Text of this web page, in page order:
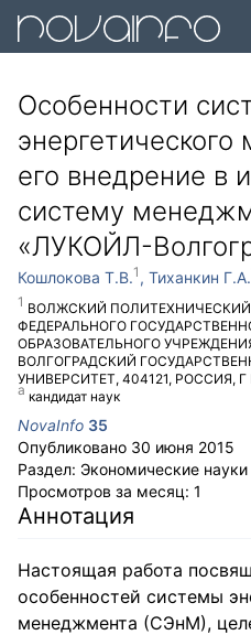
Особенности
его внедрение в
систему
«ЛУКОЙЛ-
Кошлокова Т.В.
ВОЛЖСКИЙ
ФЕДЕРАЛЬНОГО
ОБРАЗОВАТЕЛЬНОГО
ВОЛГОГРАДСКИЙ
УНИВЕРСИТЕТ, 404121, РОССИЯ,
Тиханкин Г.А.
кандидат наук
NovaInfo 35
Опубликовано 30 июня 2015
Раздел: Экономические науки
Просмотров за месяц: 1
Аннотация
Настоящая работа
особенностей системы
менеджмента (СЭнМ),